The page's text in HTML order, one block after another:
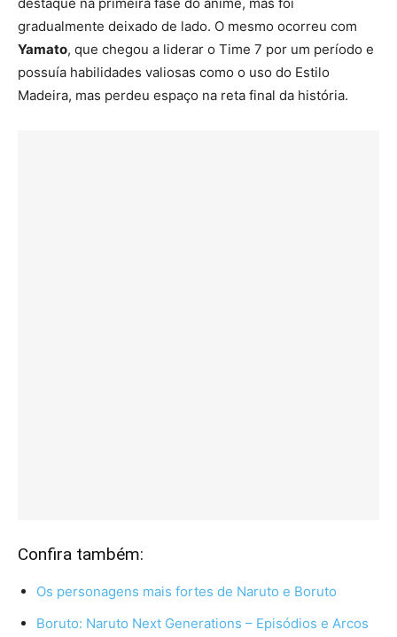
destaque na primeira fase do anime, mas foi
gradualmente deixado de lado. O mesmo ocorreu com
Yamato, que chegou a liderar o Time 7 por um período e
possuía habilidades valiosas como o uso do Estilo
Madeira, mas perdeu espaço na reta final da história.
Confira também:
Os personagens mais fortes de Naruto e Boruto
Boruto: Naruto Next Generations – Episódios e Arcos